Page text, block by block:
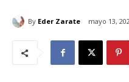
By Eder Zarate mayo 13,